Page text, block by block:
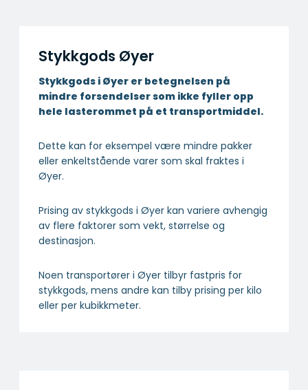
Stykkgods Øyer
Stykkgods i Øyer er betegnelsen på
mindre forsendelser som ikke fyller opp
hele lasterommet på et transportmiddel.
Dette kan for eksempel være mindre pakker
eller enkeltstående varer som skal fraktes i
Øyer.
Prising av stykkgods i Øyer kan variere avhengig
av flere faktorer som vekt, størrelse og
destinasjon.
Noen transportører i Øyer tilbyr fastpris for
stykkgods, mens andre kan tilby prising per kilo
eller per kubikkmeter.